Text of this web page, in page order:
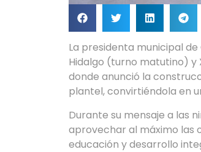
La presidenta municipal
Hidalgo (turno matutino) y
donde anunció la
plantel, convirtiéndola en
Durante su mensaje a las
aprovechar al máximo las
educación y desarrollo